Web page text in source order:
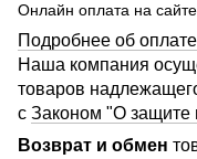
Онлайн оплата на
Подробнее об оплате
Наша компания
товаров
с Законом "О защите
Возврат и обмен